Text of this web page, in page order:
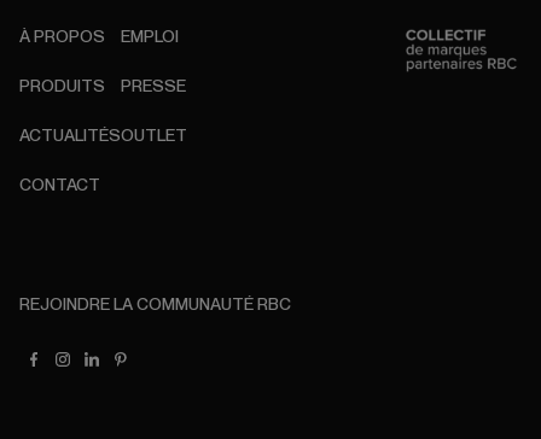
À PROPOS
PRODUITS
ACTUALITÉS
CONTACT
EMPLOI
PRESSE
OUTLET
REJOINDRE LA COMMUNAUTÉ RBC